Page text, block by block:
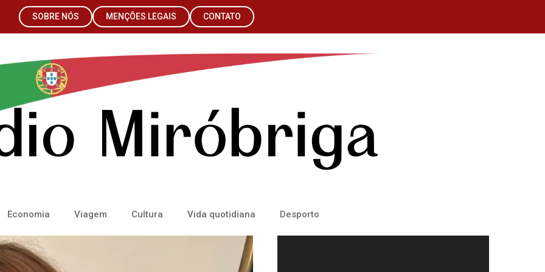
SOBRE NÓS MENÇÕES LEGAIS CONTATO
Economia Viagem Cultura Vida quotidiana Desporto